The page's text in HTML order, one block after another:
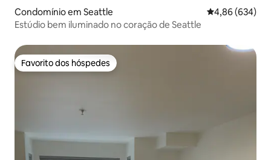
Condomínio em Seattle Classificação
4,86 (634)
Estúdio bem iluminado no coração de Seattle
Favorito dos hóspedes
Favorito dos hóspedes